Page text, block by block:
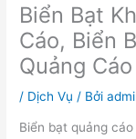
Biển Bạt
Cáo, Biển
Quảng
/ Dịch Vụ / Bởi
Biển bạt quảng